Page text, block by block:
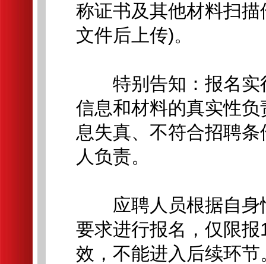
称证书及其他材料扫
文件后上传)。
特别告知：报名实
信息和材料的真实性
息失真、不符合招聘
人负责。
应聘人员根据自身
要求进行报名，仅限
效，不能进入后续环